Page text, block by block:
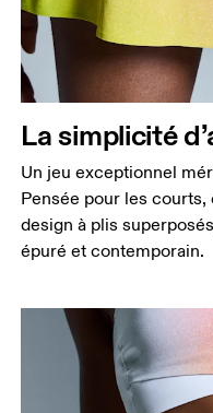
La simplicité
Un jeu exceptionnel
Pensée pour les
design à plis
épuré et contemporain.